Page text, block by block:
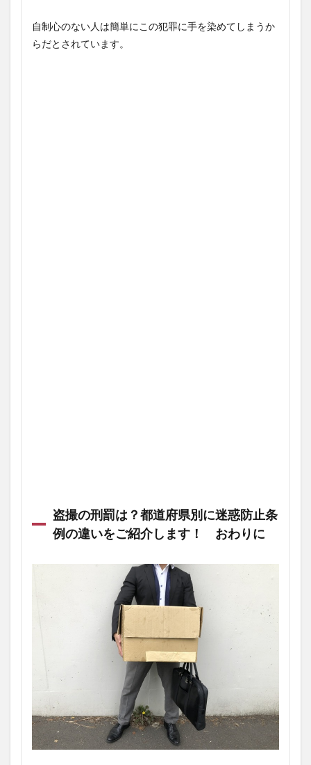
自制心のない人は簡単にこの犯罪に手を染めてしまうか
らだとされています。
盗撮の刑罰は？都道府県別に迷惑防止条
例の違いをご紹介します！ おわりに